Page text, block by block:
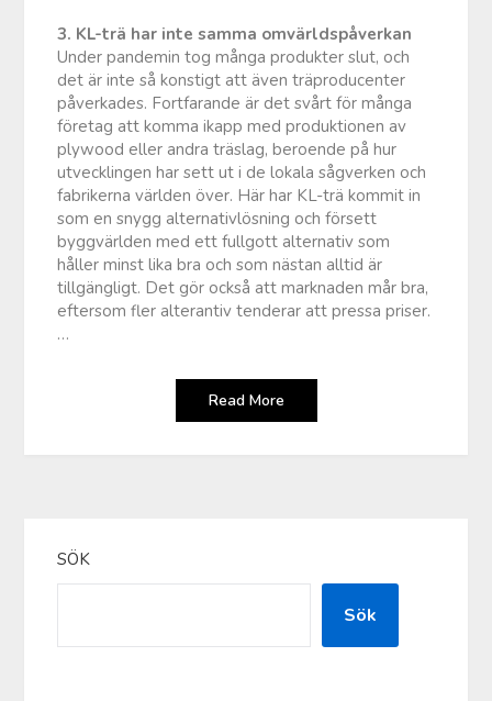
3. KL-trä har inte samma omvärldspåverkan
Under pandemin tog många produkter slut, och
det är inte så konstigt att även träproducenter
påverkades. Fortfarande är det svårt för många
företag att komma ikapp med produktionen av
plywood eller andra träslag, beroende på hur
utvecklingen har sett ut i de lokala sågverken och
fabrikerna världen över. Här har KL-trä kommit in
som en snygg alternativlösning och försett
byggvärlden med ett fullgott alternativ som
håller minst lika bra och som nästan alltid är
tillgängligt. Det gör också att marknaden mår bra,
eftersom fler alterantiv tenderar att pressa priser.
…
Read More
SÖK
Sök